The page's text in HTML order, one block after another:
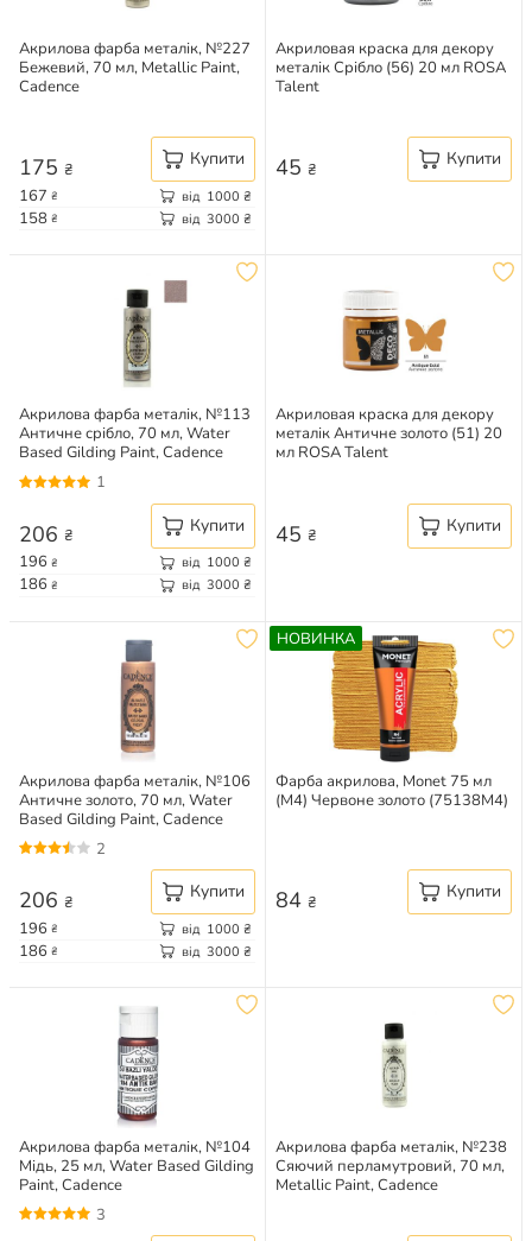
Акрилова фарба металік, №227
Бежевий, 70 мл, Metallic Paint,
Cadence
175 ₴ Купити
167 ₴ від 1000 ₴
158 ₴ від 3000 ₴
Акриловая краска для декору
металік Срібло (56) 20 мл ROSA
Talent
45 ₴ Купити
Акрилова фарба металік, №113
Античне срібло, 70 мл, Water
Based Gilding Paint, Cadence
1
206 ₴ Купити
196 ₴ від 1000 ₴
186 ₴ від 3000 ₴
Акриловая краска для декору
металік Античне золото (51) 20
мл ROSA Talent
45 ₴ Купити
Акрилова фарба металік, №106
Античне золото, 70 мл, Water
Based Gilding Paint, Cadence
2
206 ₴ Купити
196 ₴ від 1000 ₴
186 ₴ від 3000 ₴
НОВИНКА
Фарба акрилова, Monet 75 мл
(M4) Червоне золото (75138M4)
84 ₴ Купити
Акрилова фарба металік, №104
Мідь, 25 мл, Water Based Gilding
Paint, Cadence
3
Акрилова фарба металік, №238
Сяючий перламутровий, 70 мл,
Metallic Paint, Cadence